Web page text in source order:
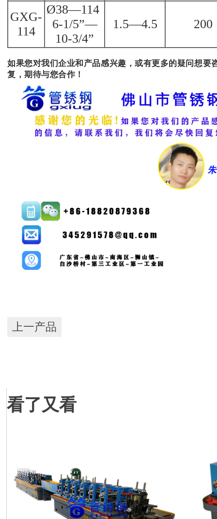
GXG-
114
Ø38—114
6-1/5”—
10-3/4”
1.5—4.5 200
如果您对我们企业和产品感兴趣，或有更多的疑问想要
复，期待与您合作！
上一产品
看了又看